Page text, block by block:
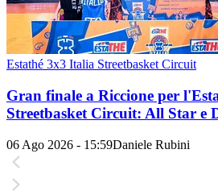
Estathé 3x3 Italia Streetbasket Circuit
Gran finale a Riccione per
Streetbasket Circuit: All Star e
06 Ago 2026 - 15:59Daniele Rubini